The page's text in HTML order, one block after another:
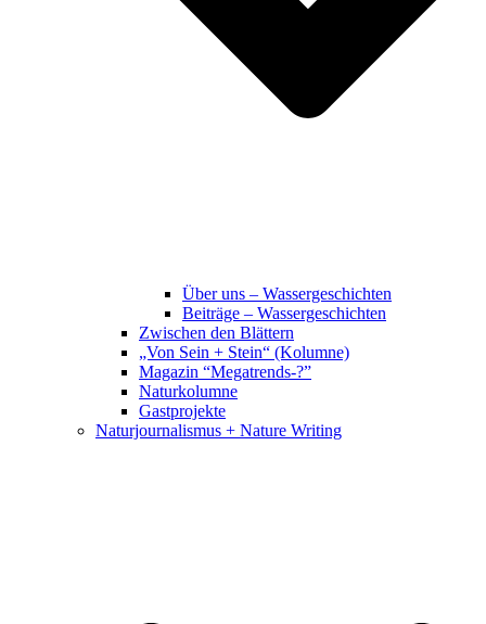
Über uns – Wassergeschichten
Beiträge – Wassergeschichten
Zwischen den Blättern
„Von Sein + Stein“ (Kolumne)
Magazin “Megatrends-?”
Naturkolumne
Gastprojekte
Naturjournalismus + Nature Writing